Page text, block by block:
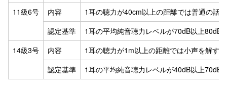
11級6号
内容
1耳の聴力が40cm以上の距離では普通の話
認定基準
1耳の平均純音聴力レベルが70dB以上80dB
14級3号
内容
1耳の聴力が1m以上の距離では小声を解す
認定基準
1耳の平均純音聴力レベルが40dB以上70dB